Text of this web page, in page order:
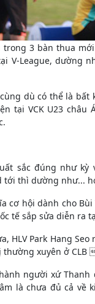
trong 3 bàn thua
V-League, dường
dù có thể là
tại VCK U23 châu
sắc đúng như
tới thì dường như...
cơ hội dành cho
tế sắp sửa diễn ra
HLV Park Hang
xuyên ở CLB
người xứ
là chưa đủ cả